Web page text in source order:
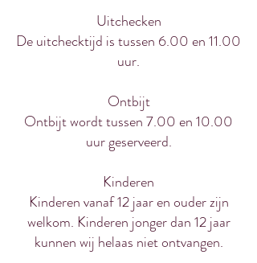
Uitchecken
De uitchecktijd is tussen 6.00 en 11.00
uur.
Ontbijt
Ontbijt wordt tussen 7.00 en 10.00
uur geserveerd.
Kinderen
Kinderen vanaf 12 jaar en ouder zijn
welkom. Kinderen jonger dan 12 jaar
kunnen wij helaas niet ontvangen.